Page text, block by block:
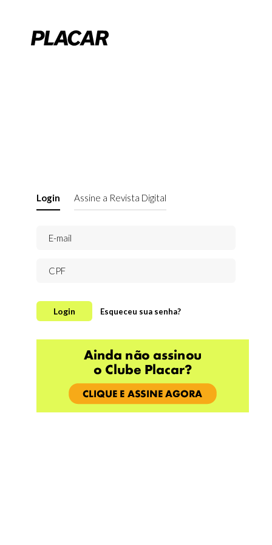
Login Assine a Revista Digital
Login Esqueceu sua senha?